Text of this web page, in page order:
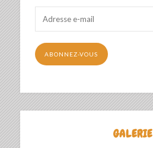
mail
ABONNEZ-VOUS
GALERIE